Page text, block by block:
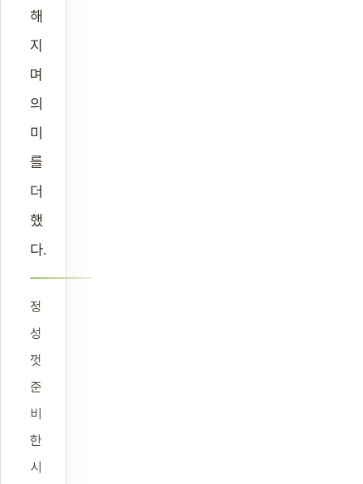
해
지
며
의
미
를
더
했
다.
정
성
껏
준
비
한
시